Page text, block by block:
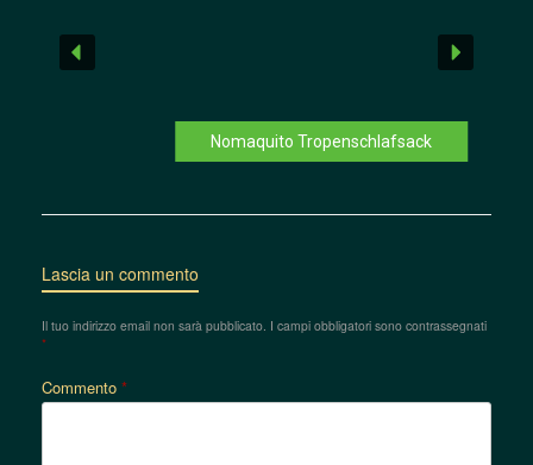
Nomaquito Tropenschlafsack
Lascia un commento
Il tuo indirizzo email non sarà pubblicato. I campi obbligatori sono contrassegnati
*
Commento *